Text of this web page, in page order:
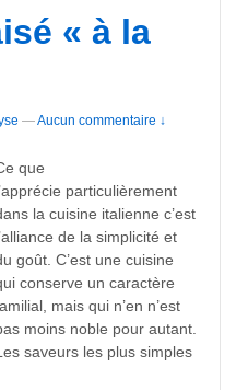
« à la
—Aucun commentaire ↓
que
particulièrement
la cuisine italienne c’est
de la simplicité et
goût. C’est une cuisine
conserve un caractère
mais qui n’en n’est
moins noble pour autant.
saveurs les plus simples